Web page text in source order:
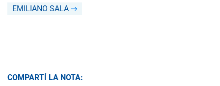
EMILIANO SALA
COMPARTÍ LA NOTA: